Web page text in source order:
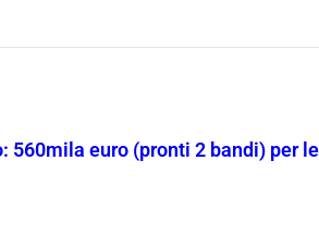
560mila euro (pronti 2 bandi) per